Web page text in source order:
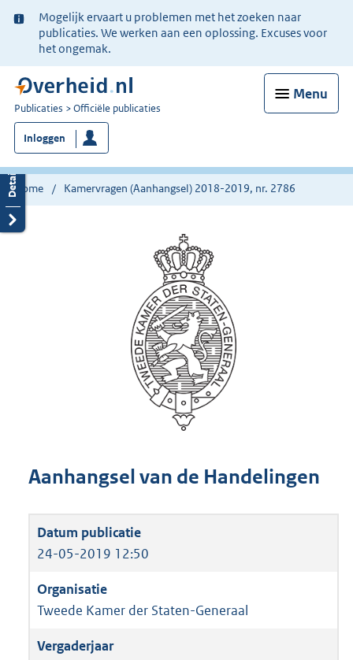
Ter
informatie:
Mogelijk ervaart u problemen met het zoeken naar
publicaties. We werken aan een oplossing. Excuses voor
het ongemak.
Menu
U
bent
nu
hier:
Publicaties Officiële publicaties
Inloggen
Home Kamervragen (Aanhangsel) 2018-2019, nr. 2786
Aanhangsel van de Handelingen
24-05-2019 12:50
Tweede Kamer der Staten-Generaal